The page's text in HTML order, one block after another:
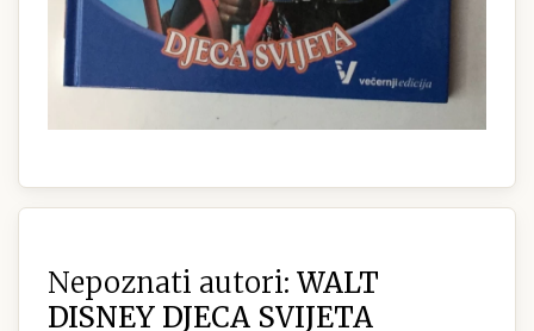
Nepoznati autori: WALT
DISNEY DJECA SVIJETA